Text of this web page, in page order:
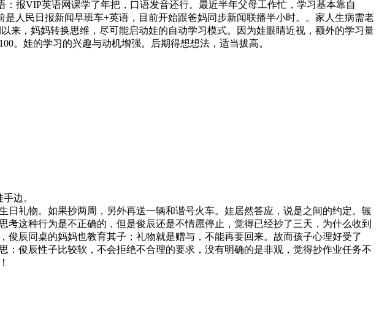
报VIP英语网课学了年把，口语发音还行。最近半年父母工作忙，学习基本靠自
人民日报新闻早班车+英语，目前开始跟爸妈同步新闻联播半小时。。家人生病需老
来，妈妈转换思维，尽可能启动娃的自动学习模式。因为娃眼睛近视，额外的学习量
。娃的学习的兴趣与动机增强。后期得想想法，适当拔高。
边。
礼物。如果抄两周，另外再送一辆和谐号火车。娃居然答应，说是之间的约定。辗
这种行为是不正确的，但是俊辰还是不情愿停止，觉得已经抄了三天，为什么收到
辰同桌的妈妈也教育其子；礼物就是赠与，不能再要回来。故而孩子心理好受了
俊辰性子比较软，不会拒绝不合理的要求，没有明确的是非观，觉得抄作业任务不